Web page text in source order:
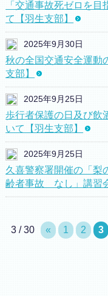
「交通事故死ゼロを
て【羽生支部】
2025年9月30日
秋の全国交通安全運動
支部】
2025年9月25日
歩行者保護の日及び飲
いて【羽生支部】
2025年9月25日
久喜警察署開催の「梨
齢者事故 なし」講習
3 / 30 « 1 2 3